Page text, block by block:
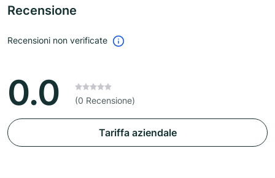
Recensione
Recensioni non verificate
0.0 (0 Recensione)
Tariffa aziendale